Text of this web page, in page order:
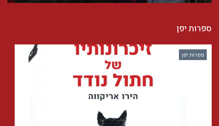
ספרות יפן
ספרות יפן